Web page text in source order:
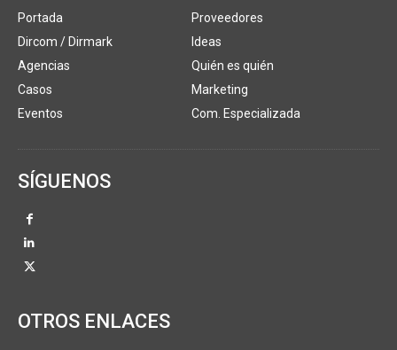
Portada
Dircom / Dirmark
Agencias
Casos
Eventos
Proveedores
Ideas
Quién es quién
Marketing
Com. Especializada
SÍGUENOS
OTROS ENLACES